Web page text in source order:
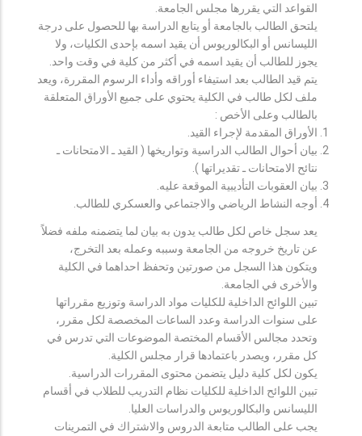
القواعد التي يقررها مجلس الجامعة.
يلتحق الطالب بالجامعة أو يتابع الدراسة بها للحصول على درجة
الليسانس أو البكالوريوس أن يقيد اسمه بإحدى الكليات، ولا
يجوز للطالب أن يقيد اسمه في أكثر من كلية في وقت واحد.
يتم قيد الطالب بعد استيفاء أوراقه وأداء الرسوم المقررة، ويعد
ملف لكل طالب في الكلية يحتوي على جميع الأوراق المتعلقة
بالطالب وعلى الأخص :
الأوراق المقدمة لإجراء القيد.
بيان أحوال الطالب الدراسية وتواريخها ( القيد ـ الامتحانات ـ
نتائح الامتحانات ـ تقديراتها ).
بيان العقوبات التأديبية الموقعة عليه.
أوجه النشاط الرياضي والاجتماعي والعسكري للطالب.
يعد سجل خاص لكل طالب يدون به بيان لما يتضمنه ملفه فضلاً
عن تاريخ خروجه من الجامعة وسببه وعمله بعد التخرج،
ويتكون هذا السجل من صورتين وتحفظ احداهما في الكلية
والأخرى في الجامعة.
تبين اللوائح الداخلية للكليات مواد الدراسة وتوزيع مقرراتها
على سنوات الدراسة وعدد الساعات المخصصة لكل مقرر،
وتحدد مجالس الأقسام المختصة الموضوعات التي تدرس في
كل مقرر، ويصدر باعتمادها قرار مجلس الكلية.
يكون لكل كلية دليل يتضمن محتوى المقررات الدراسية.
تبين اللوائح الداخلية للكليات نظام التدريب للطلاب في أقسام
الليسانس والبكالوريوس والدراسات العليا.
يجب على الطالب متابعة الدروس والاشتراك في التمرينات